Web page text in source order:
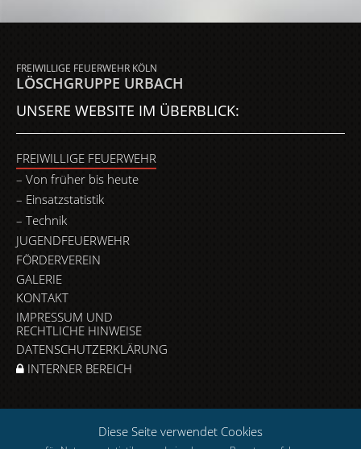
FREIWILLIGE FEUERWEHR KÖLN
LÖSCHGRUPPE URBACH
UNSERE WEBSITE IM ÜBERBLICK:
FREIWILLIGE FEUERWEHR
Von früher bis heute
Einsatzstatistik
Technik
JUGENDFEUERWEHR
FÖRDERVEREIN
GALERIE
KONTAKT
IMPRESSUM UND
RECHTLICHE HINWEISE
DATENSCHUTZERKLÄRUNG
INTERNER BEREICH
Diese Seite verwendet Cookies